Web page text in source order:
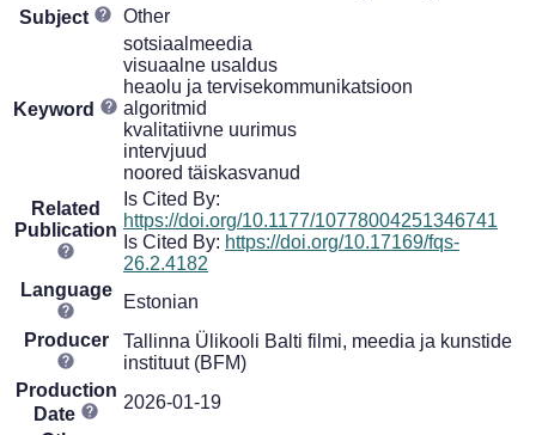
Subject
Other
Keyword
sotsiaalmeedia
visuaalne usaldus
heaolu ja tervisekommunikatsioon
algoritmid
kvalitatiivne uurimus
intervjuud
noored täiskasvanud
Related
Publication
Is Cited By:
https://doi.org/10.1177/10778004251346741
Is Cited By: https://doi.org/10.17169/fqs-
26.2.4182
Language
Estonian
Producer
Tallinna Ülikooli Balti filmi, meedia ja kunstide
instituut (BFM)
Production
Date
2026-01-19